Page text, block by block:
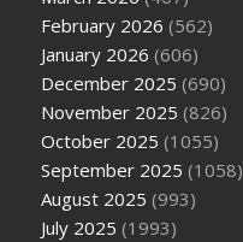
February 2026 (562)
January 2026 (606)
December 2025 (690)
November 2025 (826)
October 2025 (1055)
September 2025 (1058)
August 2025 (993)
July 2025 (1993)